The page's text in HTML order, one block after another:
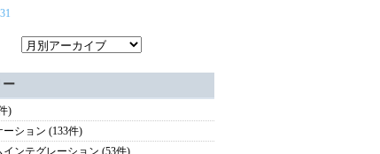
31
ー
)
ーション (133件)
インテグレーション (53件)